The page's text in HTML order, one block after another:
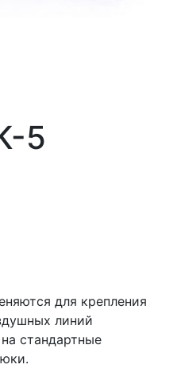
5
для крепления
линий
стандартные